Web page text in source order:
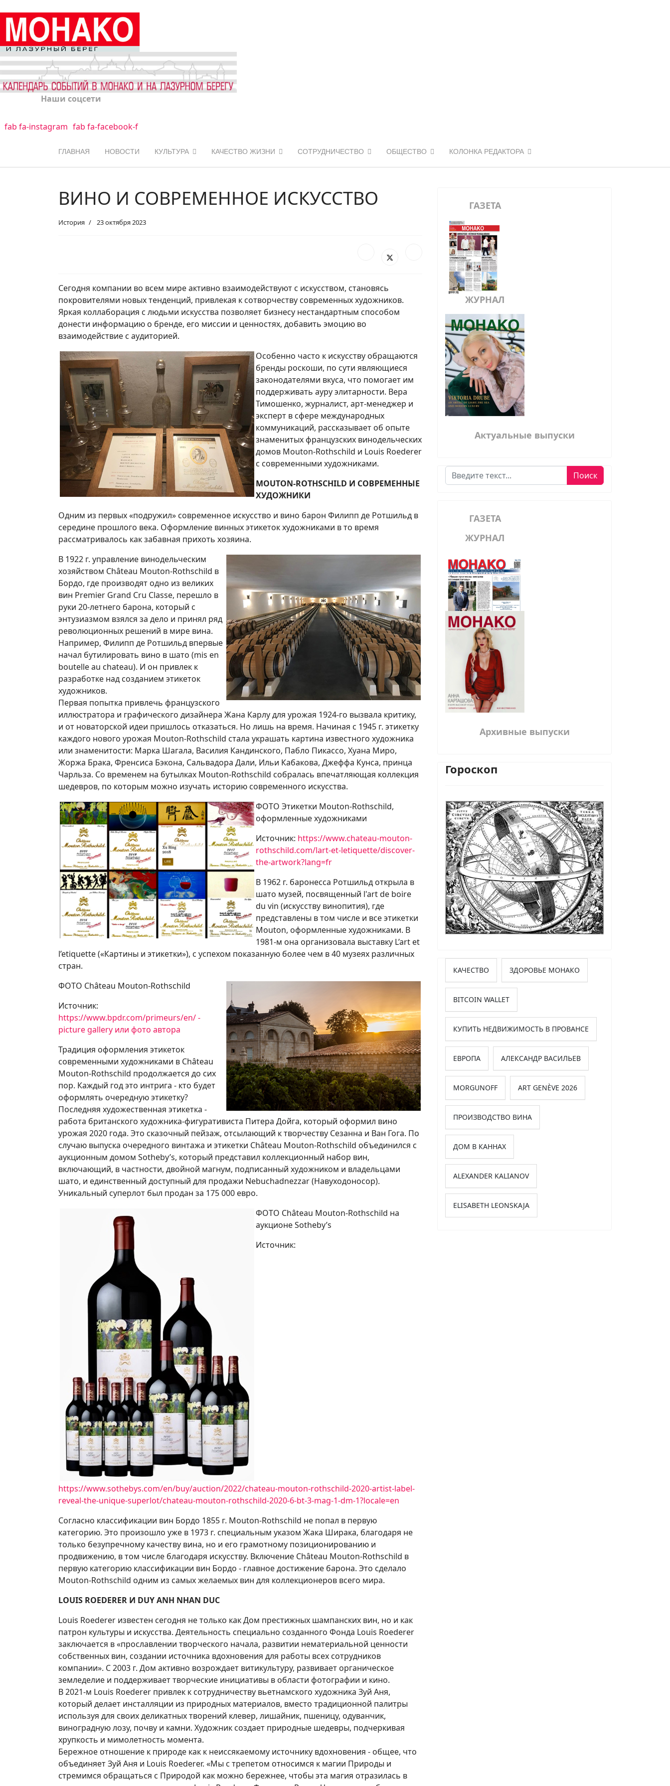
Наши соцсети
fab fa-instagram fab fa-facebook-f
ГЛАВНАЯ НОВОСТИ КУЛЬТУРА КАЧЕСТВО ЖИЗНИ СОТРУДНИЧЕСТВО ОБЩЕСТВО КОЛОНКА РЕДАКТОРА
ВИНО И СОВРЕМЕННОЕ ИСКУССТВО
История 23 октября 2023
Сегодня компании во всем мире активно взаимодействуют с искусством, становясь
покровителями новых тенденций, привлекая к сотворчеству современных художников.
Яркая коллаборация с людьми искусства позволяет бизнесу нестандартным способом
донести информацию о бренде, его миссии и ценностях, добавить эмоцию во
взаимодействие с аудиторией.
Особенно часто к искусству обращаются
бренды роскоши, по сути являющиеся
законодателями вкуса, что помогает им
поддерживать ауру элитарности. Вера
Тимошенко, журналист, арт-менеджер и
эксперт в сфере международных
коммуникаций, рассказывает об опыте
знаменитых французских винодельческих
домов Mouton-Rothschild и Louis Roederer
с современными художниками.
MOUTON-ROTHSCHILD И СОВРЕМЕННЫЕ
ХУДОЖНИКИ
Одним из первых «подружил» современное искусство и вино барон Филипп де Ротшильд в
середине прошлого века. Оформление винных этикеток художниками в то время
рассматривалось как забавная прихоть хозяина.
В 1922 г. управление винодельческим
хозяйством Château Mouton-Rothschild в
Бордо, где производят одно из великих
вин Premier Grand Cru Classe, перешло в
руки 20-летнего барона, который с
энтузиазмом взялся за дело и принял ряд
революционных решений в мире вина.
Например, Филипп де Ротшильд впервые
начал бутилировать вино в шато (mis en
boutelle au chateau). И он привлек к
разработке над созданием этикеток
художников.
Первая попытка привлечь французского
иллюстратора и графического дизайнера Жана Карлу для урожая 1924-го вызвала критику,
и от новаторской идеи пришлось отказаться. Но лишь на время. Начиная с 1945 г. этикетку
каждого нового урожая Mouton-Rothschild стала украшать картина известного художника
или знаменитости: Марка Шагала, Василия Кандинского, Пабло Пикассо, Хуана Миро,
Жоржа Брака, Френсиса Бэкона, Сальвадора Дали, Ильи Кабакова, Джеффа Кунса, принца
Чарльза. Со временем на бутылках Mouton-Rothschild собралась впечатляющая коллекция
шедевров, по которым можно изучать историю современного искусства.
ФОТО Этикетки Mouton-Rothschild,
оформленные художниками
Источник: https://www.chateau-mouton-
rothschild.com/lart-et-letiquette/discover-
the-artwork?lang=fr
В 1962 г. баронесса Ротшильд открыла в
шато музей, посвященный l'art de boire
du vin (искусству винопития), где
представлены в том числе и все этикетки
Mouton, оформленные художниками. В
1981-м она организовала выставку L’art et
l’etiquette («Картины и этикетки»), с успехом показанную более чем в 40 музеях различных
стран.
ФОТО Château Mouton-Rothschild
Источник:
https://www.bpdr.com/primeurs/en/ -
picture gallery или фото автора
Традиция оформления этикеток
современными художниками в Château
Mouton-Rothschild продолжается до сих
пор. Каждый год это интрига - кто будет
оформлять очередную этикетку?
Последняя художественная этикетка -
работа британского художника-фигуративиста Питера Дойга, который оформил вино
урожая 2020 года. Это сказочный пейзаж, отсылающий к творчеству Сезанна и Ван Гога. По
случаю выпуска очередного винтажа и этикетки Château Mouton-Rothschild объединился с
аукционным домом Sotheby’s, который представил коллекционный набор вин,
включающий, в частности, двойной магнум, подписанный художником и владельцами
шато, и единственный доступный для продажи Nebuchadnezzar (Навуходоносор).
Уникальный суперлот был продан за 175 000 евро.
ФОТО Château Mouton-Rothschild на
аукционе Sotheby’s
Источник:
https://www.sothebys.com/en/buy/auction/2022/chateau-mouton-rothschild-2020-artist-label-
reveal-the-unique-superlot/chateau-mouton-rothschild-2020-6-bt-3-mag-1-dm-1?locale=en
Согласно классификации вин Бордо 1855 г. Mouton-Rothschild не попал в первую
категорию. Это произошло уже в 1973 г. специальным указом Жака Ширака, благодаря не
только безупречному качеству вина, но и его грамотному позиционированию и
продвижению, в том числе благодаря искусству. Включение Château Mouton-Rothschild в
первую категорию классификации вин Бордо - главное достижение барона. Это сделало
Mouton-Rothschild одним из самых желаемых вин для коллекционеров всего мира.
LOUIS ROEDERER И DUY ANH NHAN DUC
Louis Roederer известен сегодня не только как Дом престижных шампанских вин, но и как
патрон культуры и искусства. Деятельность специально созданного Фонда Louis Roederer
заключается в «прославлении творческого начала, развитии нематериальной ценности
собственных вин, создании источника вдохновения для работы всех сотрудников
компании». С 2003 г. Дом активно возрождает витикультуру, развивает органическое
земледелие и поддерживает творческие инициативы в области фотографии и кино.
В 2021-м Louis Roederer привлек к сотрудничеству вьетнамского художника Зуй Аня,
который делает инсталляции из природных материалов, вместо традиционной палитры
используя для своих деликатных творений клевер, лишайник, пшеницу, одуванчик,
виноградную лозу, почву и камни. Художник создает природные шедевры, подчеркивая
хрупкость и мимолетность момента.
Бережное отношение к природе как к неиссякаемому источнику вдохновения - общее, что
объединяет Зуй Аня и Louis Roederer. «Мы с трепетом относимся к магии Природы и
стремимся обращаться с Природой как можно бережнее, чтобы эта магия отразилась в
ГАЗЕТА
ЖУРНАЛ
Актуальные выпуски
Поиск Поиск
ГАЗЕТА
ЖУРНАЛ
Архивные выпуски
Гороскоп
КАЧЕСТВО ЗДОРОВЬЕ МОНАКО
BITCOIN WALLET
КУПИТЬ НЕДВИЖИМОСТЬ В ПРОВАНСЕ
ЕВРОПА АЛЕКСАНДР ВАСИЛЬЕВ
MORGUNOFF ART GENÈVE 2026
ПРОИЗВОДСТВО ВИНА
ДОМ В КАННАХ
ALEXANDER KALIANOV
ELISABETH LEONSKAJA